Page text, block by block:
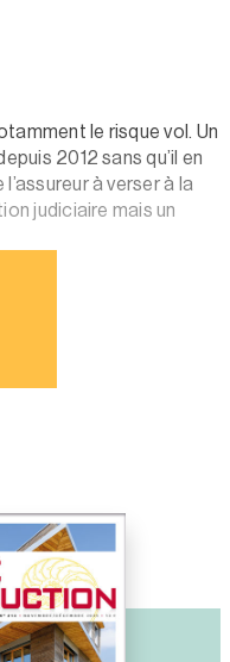
le risque vol. Un
2012 sans qu’il en
à verser à la
judiciaire mais un